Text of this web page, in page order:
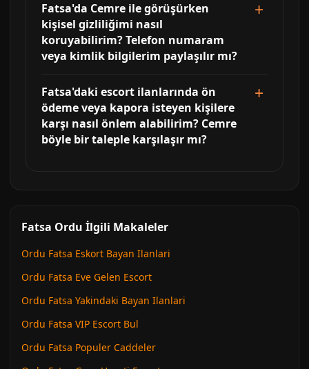
Fatsa'da Cemre ile görüşürken
kişisel gizliliğimi nasıl
koruyabilirim? Telefon numaram
veya kimlik bilgilerim paylaşılır mı?
Fatsa'daki escort ilanlarında ön
ödeme veya kapora isteyen kişilere
karşı nasıl önlem alabilirim? Cemre
böyle bir taleple karşılaşır mı?
Fatsa Ordu İlgili Makaleler
Ordu Fatsa Eskort Bayan Ilanlari
Ordu Fatsa Eve Gelen Escort
Ordu Fatsa Yakindaki Bayan Ilanlari
Ordu Fatsa VIP Escort Bul
Ordu Fatsa Populer Caddeler